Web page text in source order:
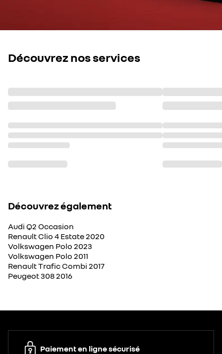
Découvrez nos services
Découvrez également
Audi Q2 Occasion
Renault Clio 4 Estate 2020
Volkswagen Polo 2023
Volkswagen Polo 2011
Renault Trafic Combi 2017
Peugeot 308 2016
Paiement en ligne sécurisé